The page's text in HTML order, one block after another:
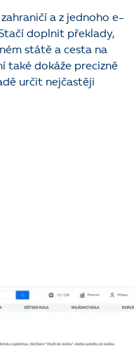
a z jednoho e-
doplnit překlady,
státě a cesta na
také dokáže precizně
určit nejčastěji